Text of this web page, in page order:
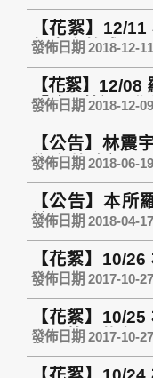
發表期刊論文
combating
cooperation
Union (AU)》
【花絮】12/
年度高教成果
座」之講者
發佈日期 2018-12-
【花絮】12/08
「歐盟英語工作
發佈日期 2018-12-
【公告】林震
秘高峰會〉(
6/29日起在高
發佈日期 2018-06-
【公告】本所
於 Taipei
weakness to
發佈日期 2018-04-
【花絮】10/
電影節」擔任
Betancourt 的
發佈日期 2017-10-
【花絮】10/
電影節」擔任
人 Jaime
發佈日期 2017-10-